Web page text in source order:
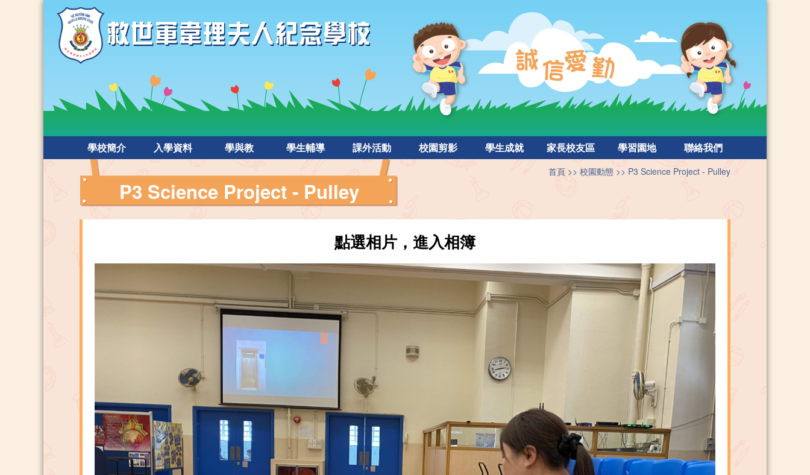
學校簡介 入學資料 學與教 學生輔導 課外活動 校園剪影 學生成就 家長校友區 學習園地 聯絡我們
P3 Science Project - Pulley
首頁 校園動態 P3 Science Project - Pulley
點選相片，進入相簿